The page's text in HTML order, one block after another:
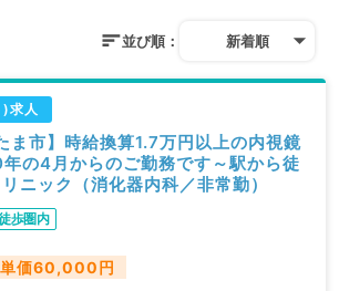
並び順： 新着順
求人
ま市】時給換算1.7万円以上の内視鏡
の4月からのご勤務です～駅から徒
ニック（消化器内科／非常勤）
歩圏内
単価60,000円